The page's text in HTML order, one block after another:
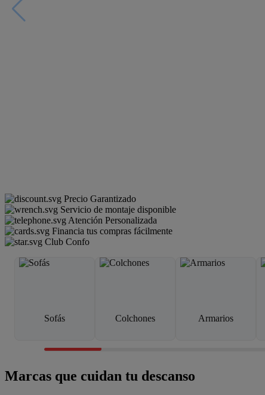
Precio Garantizado
Servicio de montaje disponible
Atención Personalizada
Financia tus compras fácilmente
Club Confo
Sofás Colchones Armarios
Marcas que cuidan tu descanso